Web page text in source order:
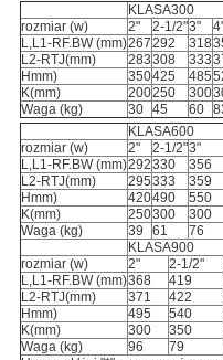
KLASA300
rozmiar (w)
2" 2-1/2"3"
L,L1-RF.BW (mm)267292 318
L2-RTJ(mm)
283308 333
Hmm)
350425 485
K(mm)
200250 300
Waga (kg)
30 45 60
KLASA600
rozmiar (w)
2" 2-1/2"3"
L,L1-RF.BW (mm)292330 356
L2-RTJ(mm)
295333 359
Hmm)
420490 550
K(mm)
250300 300
Waga (kg)
39 61 76
KLASA900
rozmiar (w)
2" 2-1/2"
L,L1-RF.BW (mm)368 419
L2-RTJ(mm)
371 422
Hmm)
495 540
K(mm)
300 350
Waga (kg)
96 79